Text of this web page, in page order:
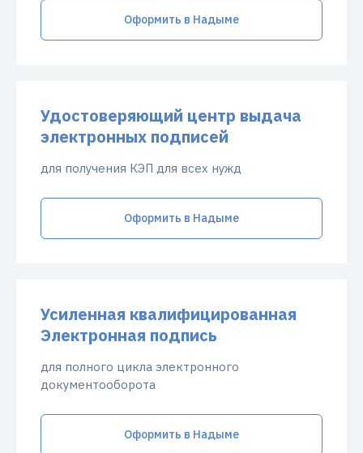
Оформить в Надыме
Удостоверяющий центр выдача
электронных подписей
для получения КЭП для всех нужд
Оформить в Надыме
Усиленная квалифицированная
Электронная подпись
для полного цикла электронного
документооборота
Оформить в Надыме